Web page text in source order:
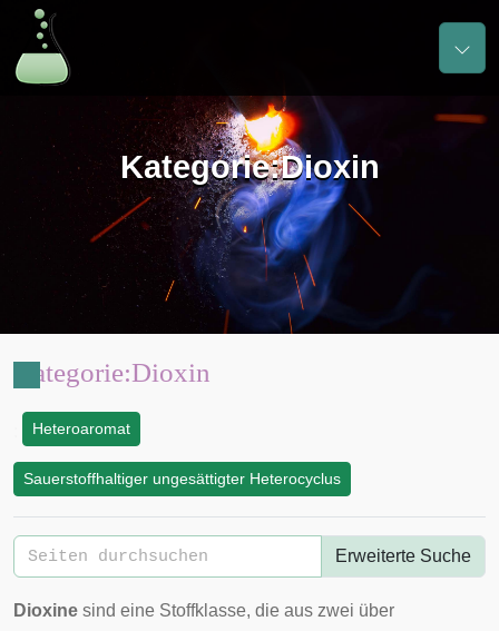
Kategorie:Dioxin
Kategorie:Dioxin
Heteroaromat
Sauerstoffhaltiger ungesättigter Heterocyclus
Erweiterte Suche
Dioxine sind eine Stoffklasse, die aus zwei über